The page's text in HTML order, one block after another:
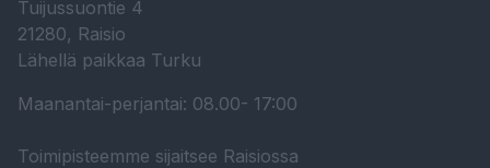
Tuijussuontie 4
21280, Raisio
Lähellä paikkaa Turku
Maanantai-perjantai: 08.00- 17:00
Toimipisteemme sijaitsee Raisiossa